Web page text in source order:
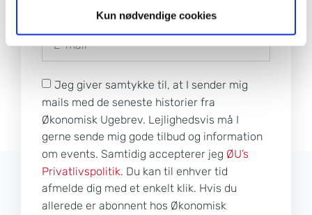
Kun nødvendige cookies
Jeg giver samtykke til, at I sender mig
mails med de seneste historier fra
Økonomisk Ugebrev. Lejlighedsvis må I
gerne sende mig gode tilbud og information
om events. Samtidig accepterer jeg ØU’s
Privatlivspolitik. Du kan til enhver tid
afmelde dig med et enkelt klik. Hvis du
allerede er abonnent hos Økonomisk